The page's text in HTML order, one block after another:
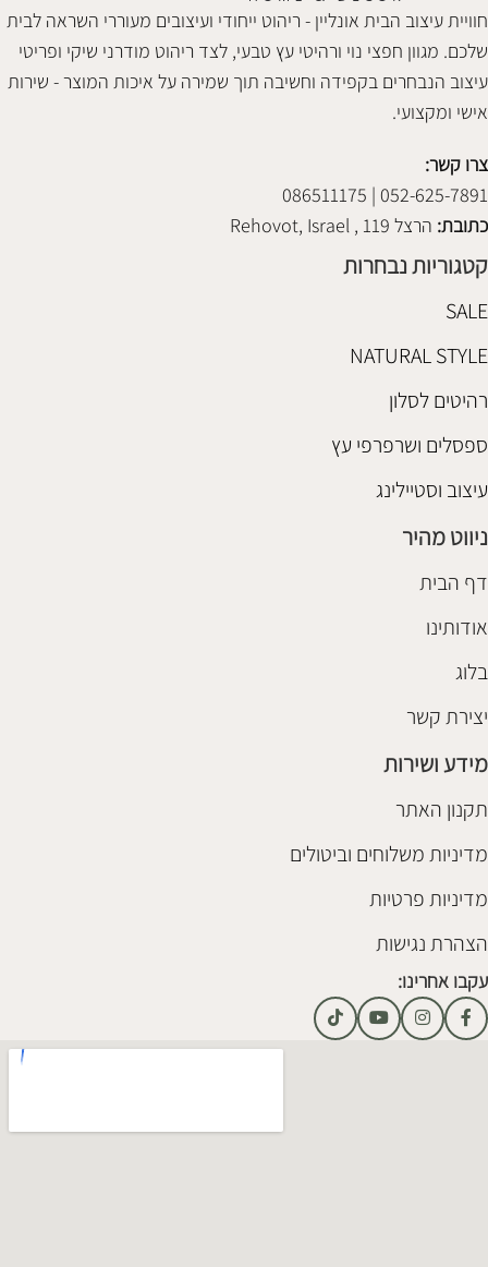
חוויית עיצוב הבית אונליין - ריהוט ייחודי ועיצובים מעוררי השראה לבית
שלכם. מגוון חפצי נוי ורהיטי עץ טבעי, לצד ריהוט מודרני שיקי ופריטי
עיצוב הנבחרים בקפידה וחשיבה תוך שמירה על איכות המוצר - שירות
אישי ומקצועי.
צרו קשר:
052-625-7891 | 086511175
כתובת: הרצל 119 , Rehovot, Israel
קטגוריות נבחרות
SALE
NATURAL STYLE
רהיטים לסלון
ספסלים ושרפרפי עץ
עיצוב וסטיילינג
ניווט מהיר
דף הבית
אודותינו
בלוג
יצירת קשר
מידע ושירות
תקנון האתר
מדיניות משלוחים וביטולים
מדיניות פרטיות
הצהרת נגישות
עקבו אחרינו: